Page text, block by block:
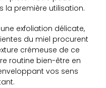
la première utilisation.
exfoliation délicate,
du miel procurent
crémeuse de ce
routine bien-être en
vos sens